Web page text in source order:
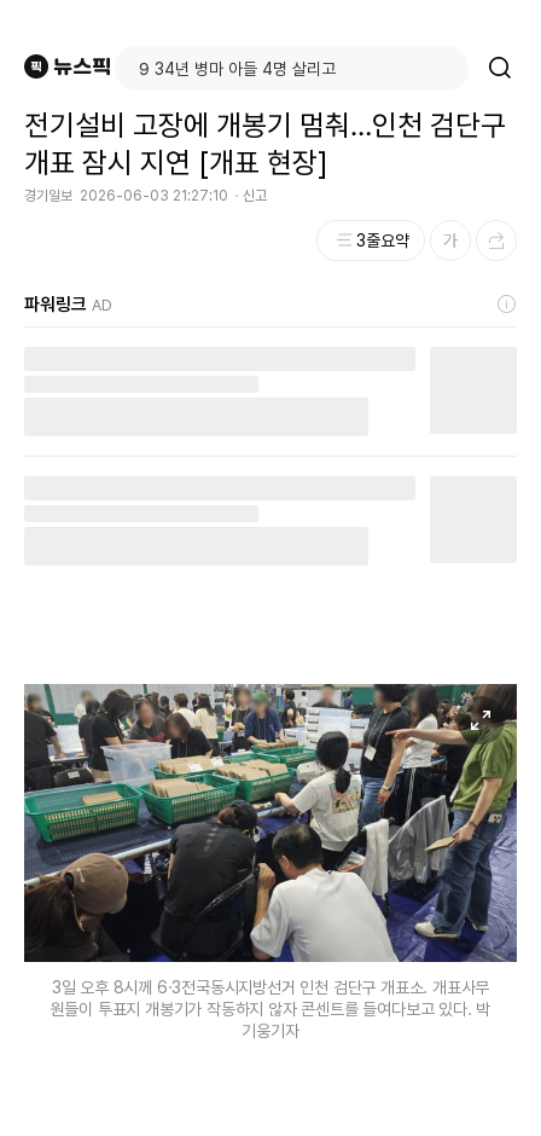
전기설비 고장에 개봉기 멈춰…인천 검단구
개표 잠시 지연 [개표 현장]
경기일보 2026-06-03 21:27:10 신고
3줄요약
파워링크 AD
3일 오후 8시께 6·3전국동시지방선거 인천 검단구 개표소. 개표사무
원들이 투표지 개봉기가 작동하지 않자 콘센트를 들여다보고 있다. 박
기웅기자